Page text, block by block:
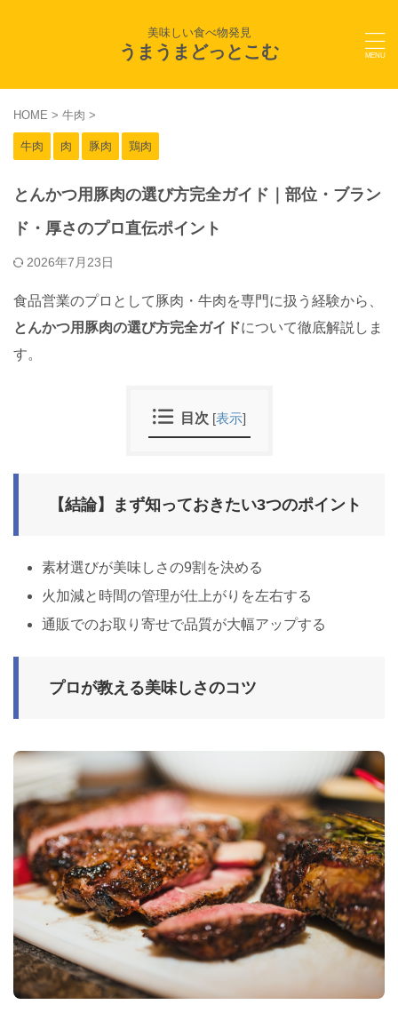
美味しい食べ物発見
うまうまどっとこむ
HOME > 牛肉 >
牛肉 肉 豚肉 鶏肉
とんかつ用豚肉の選び方完全ガイド｜部位・ブラン
ド・厚さのプロ直伝ポイント
2026年7月23日
食品営業のプロとして豚肉・牛肉を専門に扱う経験から、
とんかつ用豚肉の選び方完全ガイドについて徹底解説しま
す。
目次 [表示]
【結論】まず知っておきたい3つのポイント
素材選びが美味しさの9割を決める
火加減と時間の管理が仕上がりを左右する
通販でのお取り寄せで品質が大幅アップする
プロが教える美味しさのコツ